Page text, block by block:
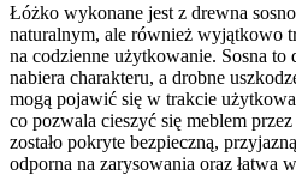
Łóżko wykonane jest z drewna
naturalnym, ale również wyjątkowo
na codzienne użytkowanie. Sosna
nabiera charakteru, a drobne
mogą pojawić się w trakcie
co pozwala cieszyć się meblem
zostało pokryte bezpieczną,
odporna na zarysowania oraz łatwa